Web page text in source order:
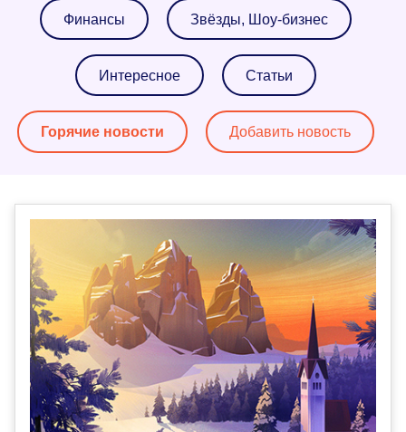
Финансы Звёзды, Шоу-бизнес
Интересное Статьи
Горячие новости Добавить новость